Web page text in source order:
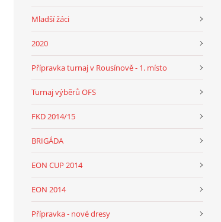
Mladší žáci
2020
Přípravka turnaj v Rousínově - 1. místo
Turnaj výběrů OFS
FKD 2014/15
BRIGÁDA
EON CUP 2014
EON 2014
Přípravka - nové dresy